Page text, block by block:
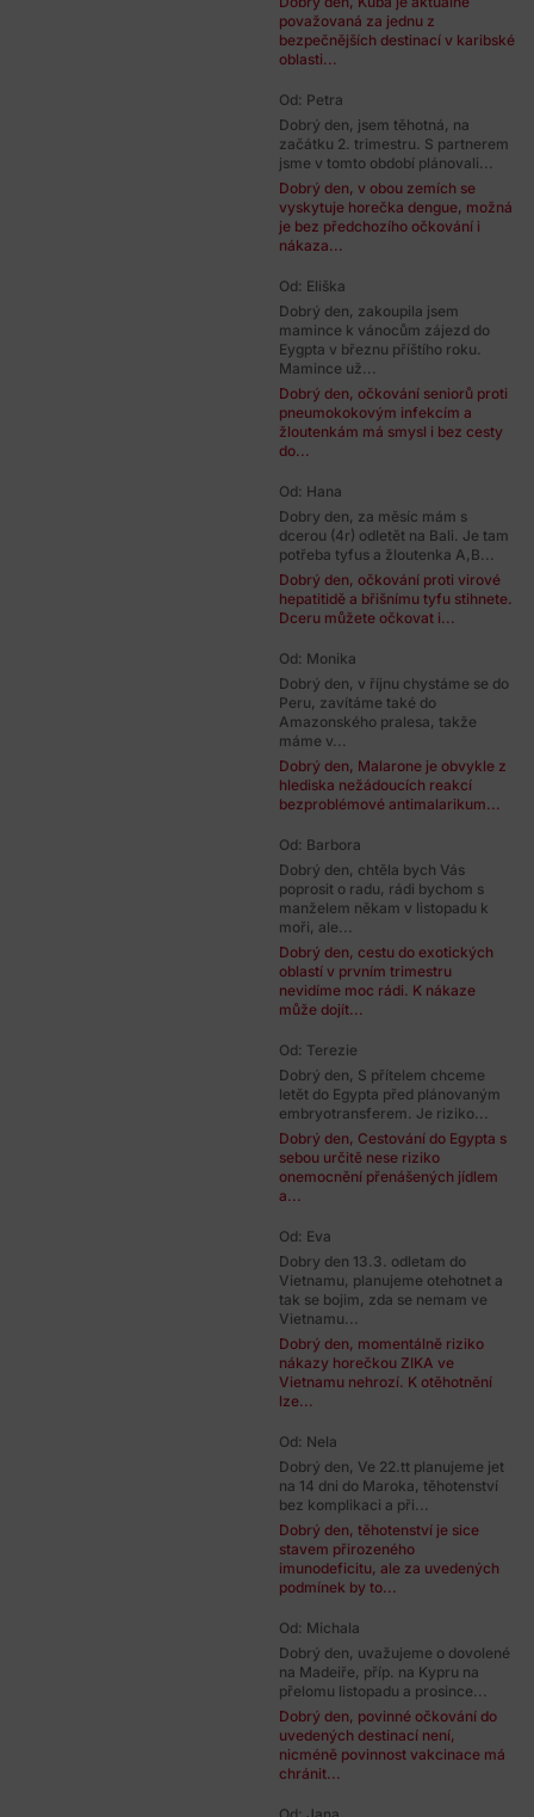
považovaná za jednu z
bezpečnějších destinací v karibské
oblasti...
Od: Petra
Dobrý den, jsem těhotná, na
začátku 2. trimestru. S partnerem
jsme v tomto období plánovali...
Dobrý den, v obou zemích se
vyskytuje horečka dengue, možná
je bez předchozího očkování i
nákaza...
Od: Eliška
Dobrý den, zakoupila jsem
mamince k vánocům zájezd do
Eygpta v březnu příštího roku.
Mamince už...
Dobrý den, očkování seniorů proti
pneumokokovým infekcím a
žloutenkám má smysl i bez cesty
do...
Od: Hana
Dobry den, za měsíc mám s
dcerou (4r) odletět na Bali. Je tam
potřeba tyfus a žloutenka A,B...
Dobrý den, očkování proti virové
hepatitidě a břišnímu tyfu stihnete.
Dceru můžete očkovat i...
Od: Monika
Dobrý den, v říjnu chystáme se do
Peru, zavítáme také do
Amazonského pralesa, takže
máme v...
Dobrý den, Malarone je obvykle z
hlediska nežádoucích reakcí
bezproblémové antimalarikum...
Od: Barbora
Dobrý den, chtěla bych Vás
poprosit o radu, rádi bychom s
manželem někam v listopadu k
moři, ale...
Dobrý den, cestu do exotických
oblastí v prvním trimestru
nevidíme moc rádi. K nákaze
může dojít...
Od: Terezie
Dobrý den, S přítelem chceme
letět do Egypta před plánovaným
embryotransferem. Je riziko...
Dobrý den, Cestování do Egypta s
sebou určitě nese riziko
onemocnění přenášených jídlem
a...
Od: Eva
Dobry den 13.3. odletam do
Vietnamu, planujeme otehotnet a
tak se bojim, zda se nemam ve
Vietnamu...
Dobrý den, momentálně riziko
nákazy horečkou ZIKA ve
Vietnamu nehrozí. K otěhotnění
lze...
Od: Nela
Dobrý den, Ve 22.tt planujeme jet
na 14 dni do Maroka, těhotenství
bez komplikaci a při...
Dobrý den, těhotenství je sice
stavem přirozeného
imunodeficitu, ale za uvedených
podmínek by to...
Od: Michala
Dobrý den, uvažujeme o dovolené
na Madeiře, příp. na Kypru na
přelomu listopadu a prosince...
Dobrý den, povinné očkování do
uvedených destinací není,
nicméně povinnost vakcinace má
chránit...